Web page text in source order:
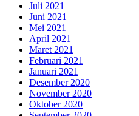
Juli 2021
Juni 2021
Mei 2021
April 2021
Maret 2021
Februari 2021
Januari 2021
Desember 2020
November 2020
Oktober 2020